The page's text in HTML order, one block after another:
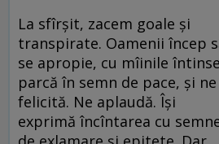
La sfîrșit, zacem goale și
transpirate. Oamenii încep
se apropie, cu mîinile
parcă în semn de pace, și ne
felicită. Ne aplaudă. Își
exprimă încîntarea cu